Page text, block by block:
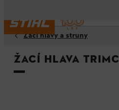
Žací hlavy a struny
Žací hlava